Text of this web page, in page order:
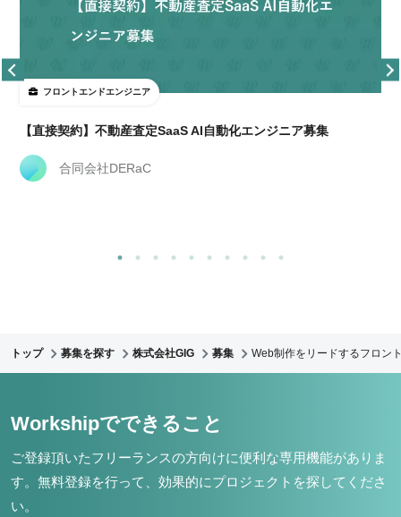
フロントエンドエンジニア
【直接契約】不動産査定SaaS AI自動化エンジニア募集
合同会社DERaC
トップ 募集を探す 株式会社GIG 募集 Web制作をリードするフロン
Workshipでできること
ご登録頂いたフリーランスの方向けに便利な専用機能がありま
す。 無料登録を行って、効果的にプロジェクトを探してくださ
い。